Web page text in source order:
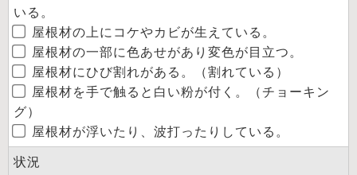
いる。
屋根材の上にコケやカビが生えている。
屋根材の一部に色あせがあり変色が目立つ。
屋根材にひび割れがある。（割れている）
屋根材を手で触ると白い粉が付く。（チョーキン
グ）
屋根材が浮いたり、波打ったりしている。
状況